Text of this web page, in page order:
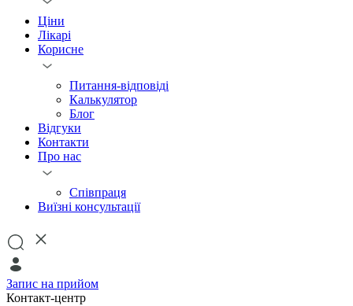
Ціни
Лікарі
Корисне
Питання-відповіді
Калькулятор
Блог
Відгуки
Контакти
Про нас
Співпраця
Виїзні консультації
Запис на прийом
Контакт-центр